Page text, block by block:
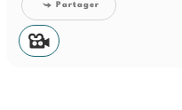
Partager